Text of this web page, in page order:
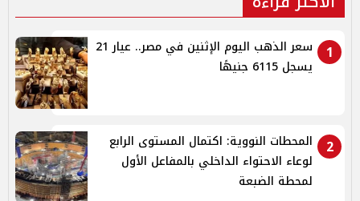
1
سعر الذهب اليوم الإثنين في مصر.. عيار 21
يسجل 6115 جنيهًا
2
المحطات النووية: اكتمال المستوى الرابع
لوعاء الاحتواء الداخلي بالمفاعل الأول
لمحطة الضبعة